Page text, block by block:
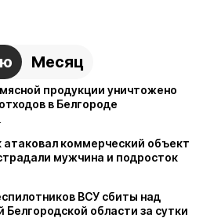
Месяц
мясной продукции уничтожено
в Белгороде
атаковал коммерческий объект
мужчина и подросток
ВСУ сбиты над
Белгородской области за сутки